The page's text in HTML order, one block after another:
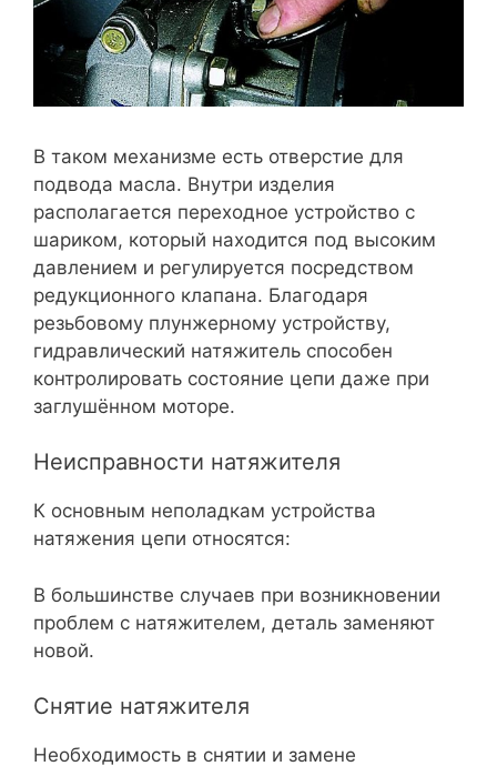
В таком механизме есть отверстие для
подвода масла. Внутри изделия
располагается переходное устройство с
шариком, который находится под высоким
давлением и регулируется посредством
редукционного клапана. Благодаря
резьбовому плунжерному устройству,
гидравлический натяжитель способен
контролировать состояние цепи даже при
заглушённом моторе.
Неисправности натяжителя
К основным неполадкам устройства
натяжения цепи относятся:
В большинстве случаев при возникновении
проблем с натяжителем, деталь заменяют
новой.
Снятие натяжителя
Необходимость в снятии и замене